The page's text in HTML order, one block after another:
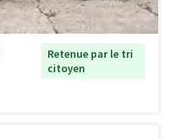
Retenue par le tri
citoyen